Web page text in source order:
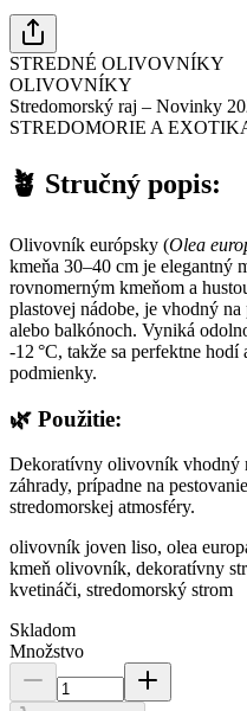
STREDNÉ OLIVOVNÍKY
OLIVOVNÍKY
Stredomorský raj – Novinky
STREDOMORIE A
🪴 Stručný popis:
Olivovník európsky (Olea
kmeňa 30–40 cm je elegantný
rovnomerným kmeňom a
plastovej nádobe, je vhodný na
alebo balkónoch. Vyniká
-12 °C, takže sa perfektne
podmienky.
🌿 Použitie:
Dekoratívny olivovník vhodný
záhrady, prípadne na
stredomorskej atmosféry.
olivovník joven liso, olea
kmeň olivovník, dekoratívny
kvetináči, stredomorský strom
Skladom
Množstvo